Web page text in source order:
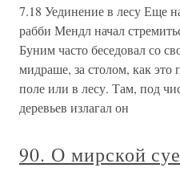
7.18 Уединение в лесу Еще
рабби Мендл начал
Буним часто беседовал со
мидраше, за столом, как это
поле или в лесу. Там, под
деревьев излагал он
90. О мирской